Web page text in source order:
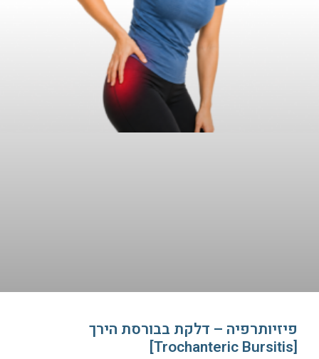
פיזיותרפיה – דלקת בבורסת הירך
[Trochanteric Bursitis]